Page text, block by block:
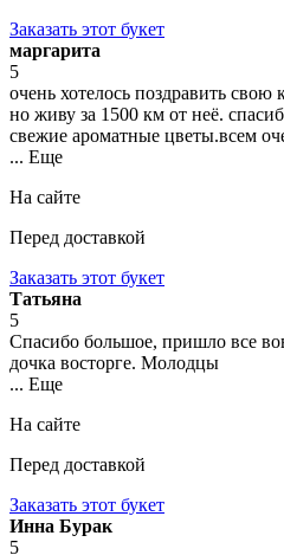
Заказать этот букет
маргарита
5
очень хотелось поздравить
но живу за 1500 км от неё.
свежие ароматные цветы.всем
... Еще
На сайте
Перед доставкой
Заказать этот букет
Татьяна
5
Спасибо большое, пришло все
дочка восторге. Молодцы
... Еще
На сайте
Перед доставкой
Заказать этот букет
Инна Бурак
5